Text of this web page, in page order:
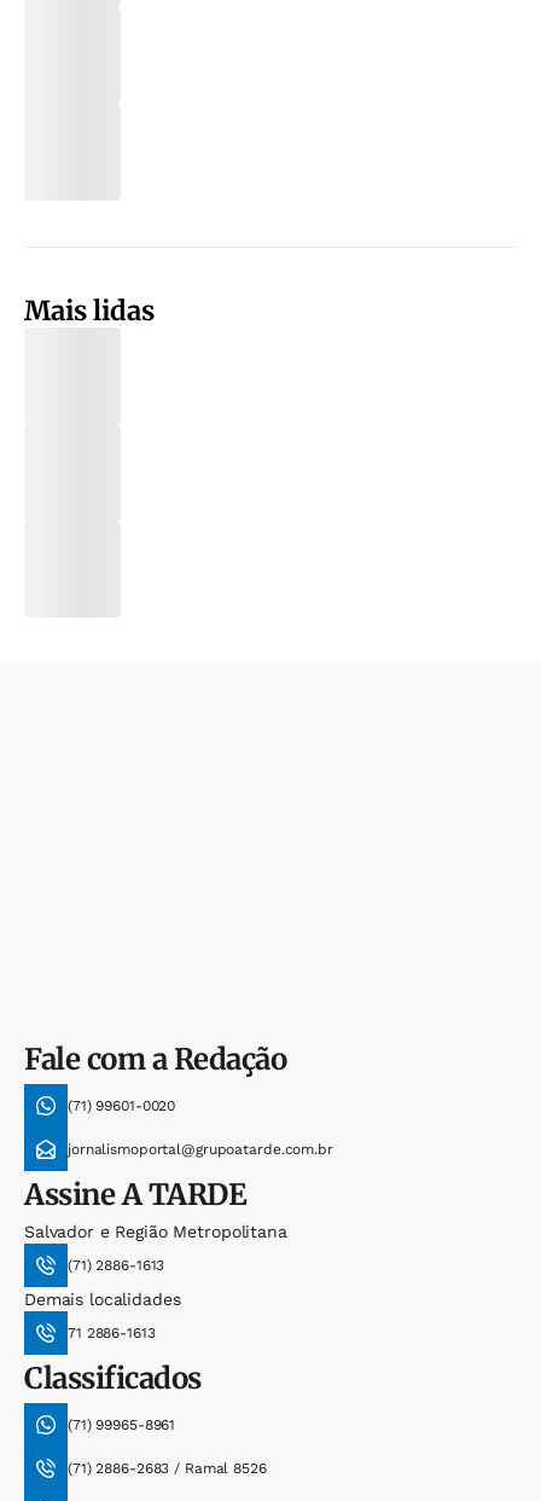
Mais lidas
Fale com a Redação
(71) 99601-0020
jornalismoportal@grupoatarde.com.br
AssineA TARDE
Salvador e Região Metropolitana
(71) 2886-1613
Demais localidades
71 2886-1613
Classificados
(71) 99965-8961
(71) 2886-2683 / Ramal 8526